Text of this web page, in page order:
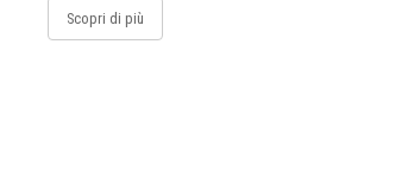
Scopri di più